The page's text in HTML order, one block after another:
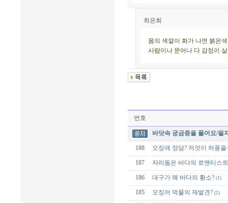
최은희
몸의 색깔이 화가 나면 붉은
사람이나 문어나 다 감정이
번호
바닷속 궁금증을 풀어요/필
188 오징애 장담? 저것이 허풍을
187 자리돔은 바다의 로맨티스
186 대구가 왜 바다의 황소? (1)
185 오징어 먹물의 재발견? (2)